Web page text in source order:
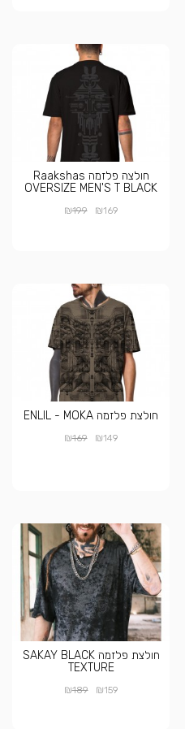
חולצה פלזמה Raakshas
OVERSIZE MEN'S T BLACK
₪169
₪199
חולצת פלזמה ENLIL - MOKA
₪149
₪169
חולצת פלזמה SAKAY BLACK
TEXTURE
₪159
₪189